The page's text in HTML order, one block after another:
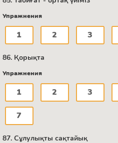
Упражнения
1 2 3
86. Қорықта
Упражнения
1 2 3
7
87. Сұлулықты сақтайық